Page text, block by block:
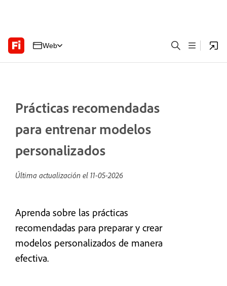
Web
Prácticas recomendadas
para entrenar modelos
personalizados
Última actualización el 11-05-2026
Aprenda sobre las prácticas
recomendadas para preparar y crear
modelos personalizados de manera
efectiva.